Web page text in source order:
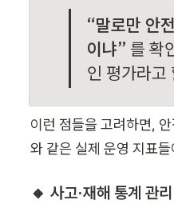
“말로만 안
이냐” 를 확
인 평가라고
이런 점들을 고려하면,
와 같은 실제 운영 지표
🔸 사고·재해 통계 관